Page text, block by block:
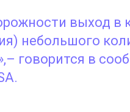
выход в
небольшого
говорится в